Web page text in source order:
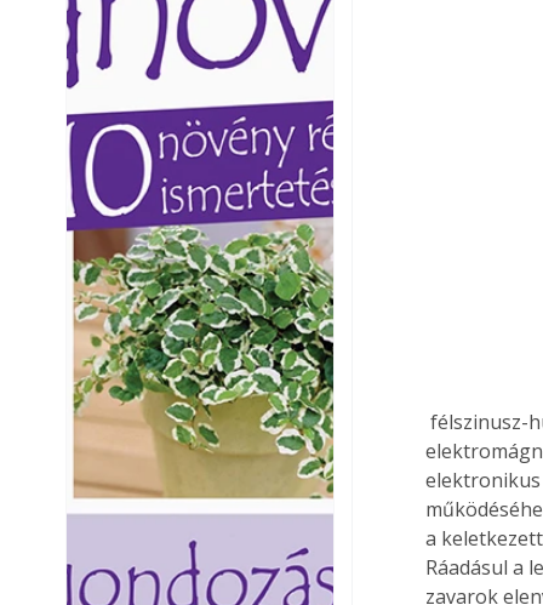
félszinusz-hullám vége felé nagy felharmonikus tartalommal rendelkezik, ez pedig
elektronikus
a
Ráadásul a
zavarok